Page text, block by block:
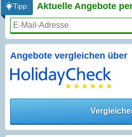
Tipp: Aktuelle Angebote
Angebote vergleichen über